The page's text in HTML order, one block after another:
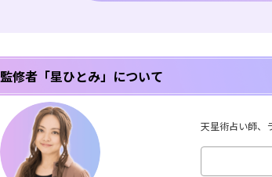
監修者「星ひとみ」について
天星術占い師、